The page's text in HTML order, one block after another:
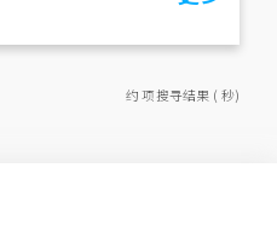
约 项搜寻结果 ( 秒)